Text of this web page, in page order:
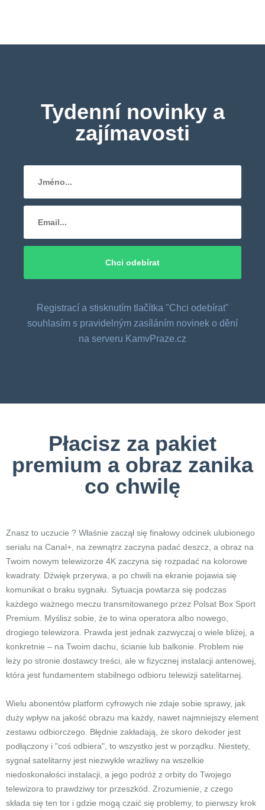
Tydenní novinky a
zajímavosti
Registrací a stisknutím tlačítka "Chci odebírat"
souhlasím s pravidelným zasíláním novinek o dění
na serveru KamvPraze.cz
Płacisz za pakiet
premium a obraz zanika
co chwilę
Znasz to uczucie ? Właśnie zaczął się finałowy odcinek ulubionego
serialu na Canal+, na zewnątrz zaczyna padać deszcz, a obraz na
Twoim nowym telewizorze 4K zaczyna się rozpadać na kolorowe
kwadraty. Dźwięk przerywa, a po chwili na ekranie pojawia się
komunikat o braku sygnału. Sytuacja powtarza się podczas
każdego ważnego meczu transmitowanego przez Polsat Box Sport
Premium. Myślisz sobie, że to wina operatora albo nowego,
drogiego telewizora. Prawda jest jednak zazwyczaj o wiele bliżej, a
konkretnie – na Twoim dachu, ścianie lub balkonie. Problem nie
leży po stronie dostawcy treści, ale w fizycznej instalacji antenowej,
która jest fundamentem stabilnego odbioru telewizji satelitarnej.
Wielu abonentów platform cyfrowych nie zdaje sobie sprawy, jak
duży wpływ na jakość obrazu ma każdy, nawet najmniejszy element
zestawu odbiorczego. Błędnie zakładają, że skoro dekoder jest
podłączony i "coś odbiera", to wszystko jest w porządku. Niestety,
sygnał satelitarny jest niezwykle wrażliwy na wszelkie
niedoskonałości instalacji, a jego podróż z orbity do Twojego
telewizora to prawdziwy tor przeszkód. Zrozumienie, z czego
składa się ten tor i gdzie mogą czaić się problemy, to pierwszy krok